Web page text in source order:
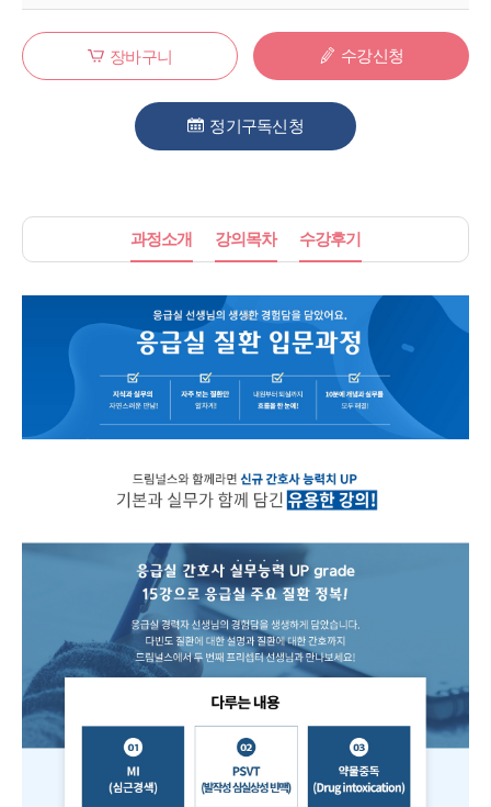
장바구니 수강신청
정기구독신청
과정소개 강의목차 수강후기